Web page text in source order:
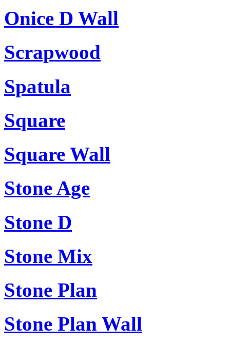
Onice D Wall
Scrapwood
Spatula
Square
Square Wall
Stone Age
Stone D
Stone Mix
Stone Plan
Stone Plan Wall